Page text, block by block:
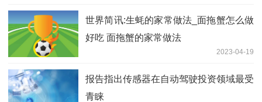
世界简讯:生蚝的家常做法_面拖蟹怎么做
好吃 面拖蟹的家常做法
2023-04-19
报告指出传感器在自动驾驶投资领域最受
青睐